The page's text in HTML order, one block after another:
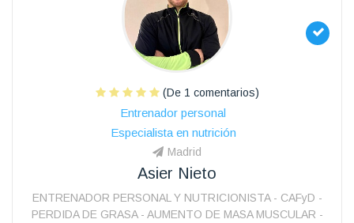
(De 1 comentarios)
Entrenador personal
Especialista en nutrición
Madrid
Asier Nieto
ENTRENADOR PERSONAL Y NUTRICIONISTA - CAFyD -
PERDIDA DE GRASA - AUMENTO DE MASA MUSCULAR -